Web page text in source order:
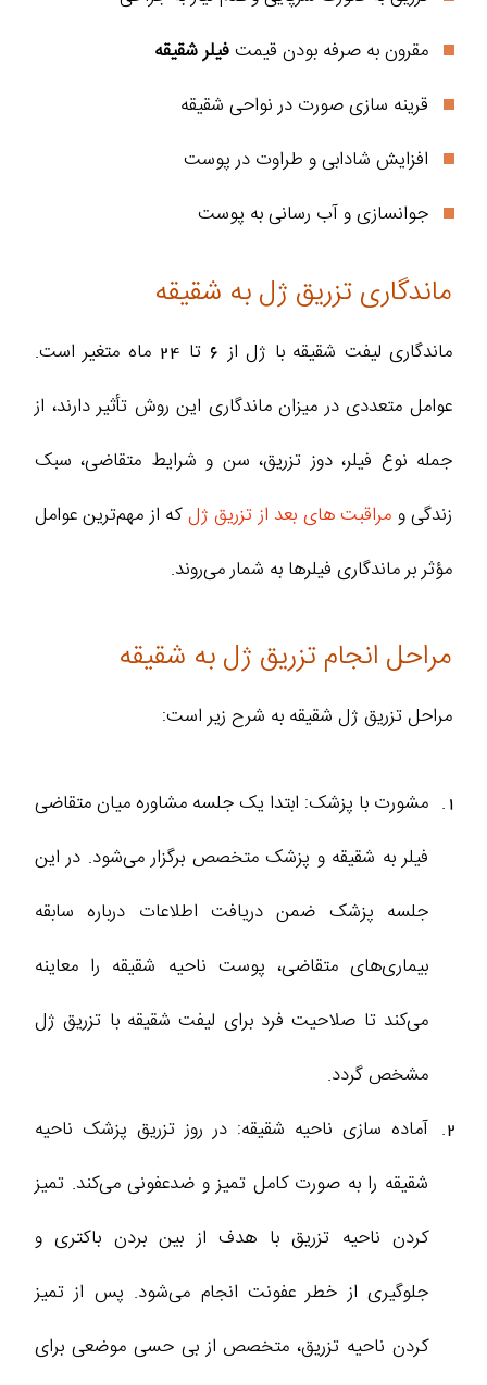
مقرون‌ به‌ صرفه بودن قیمتفیلر شقیقه
قرینه‌ سازی صورت در نواحی شقیقه
افزایش شادابی و طراوت در پوست
جوانسازی و آب‌ رسانی به پوست
ماندگاری تزریق ژل به شقیقه
ماندگاری لیفت شقیقه با ژل از 6 تا 24 ماه متغیر است.
عوامل متعددی در میزان ماندگاری این روش تأثیر دارند، از
جمله نوع فیلر، دوز تزریق، سن و شرایط متقاضی، سبک
زندگی و مراقبت‌ های بعد از تزریق ژلکه از مهم‌ترین عوامل
مؤثر بر ماندگاری فیلرها به شمار می‌روند.
مراحل انجام تزریق ژل به شقیقه
مراحل تزریق ژل شقیقه به شرح زیر است:
مشورت با پزشک: ابتدا یک جلسه مشاوره میان متقاضی
فیلر به شقیقه و پزشک متخصص برگزار می‌شود. در این
جلسه پزشک ضمن دریافت اطلاعات درباره سابقه
بیماری‌های متقاضی، پوست ناحیه شقیقه را معاینه
می‌کند تا صلاحیت فرد برای لیفت شقیقه با تزریق ژل
مشخص گردد.
آماده سازی ناحیه شقیقه: در روز تزریق پزشک ناحیه
شقیقه را به صورت کامل تمیز و ضدعفونی می‌کند. تمیز
کردن ناحیه تزریق با هدف از بین بردن باکتری و
جلوگیری از خطر عفونت انجام می‌شود. پس از تمیز
کردن ناحیه تزریق، متخصص از بی حسی موضعی برای